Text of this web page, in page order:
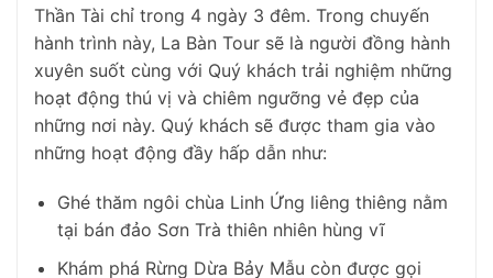
Thần Tài chỉ trong 4 ngày 3 đêm. Trong chuyến
hành trình này, La Bàn Tour sẽ là người đồng hành
xuyên suốt cùng với Quý khách trải nghiệm những
hoạt động thú vị và chiêm ngưỡng vẻ đẹp của
những nơi này. Quý khách sẽ được tham gia vào
những hoạt động đầy hấp dẫn như:
Ghé thăm ngôi chùa Linh Ứng liêng thiêng nằm
tại bán đảo Sơn Trà thiên nhiên hùng vĩ
Khám phá Rừng Dừa Bảy Mẫu còn được gọi